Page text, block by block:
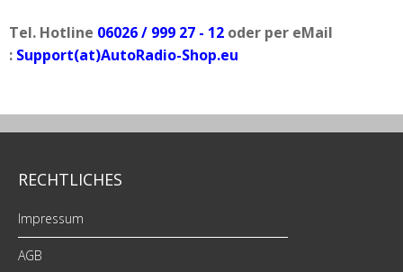
Tel. Hotline 06026 / 999 27 - 12 oder per eMail
: Support(at)AutoRadio-Shop.eu
RECHTLICHES
Impressum
AGB